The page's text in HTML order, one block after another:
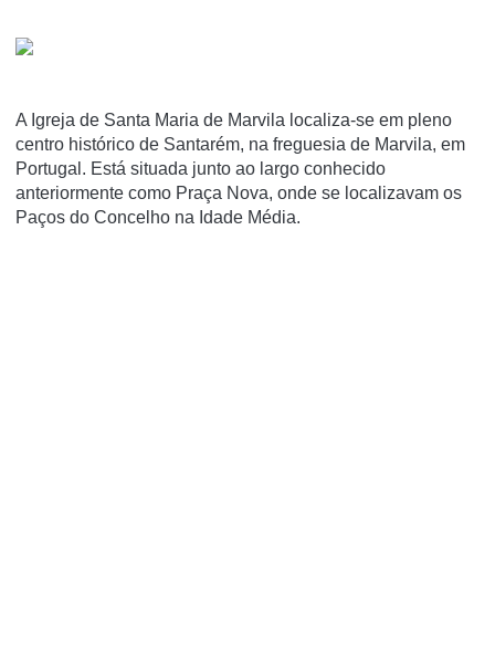
A Igreja de Santa Maria de Marvila localiza-se em pleno
centro histórico de Santarém, na freguesia de Marvila, em
Portugal. Está situada junto ao largo conhecido
anteriormente como Praça Nova, onde se localizavam os
Paços do Concelho na Idade Média.